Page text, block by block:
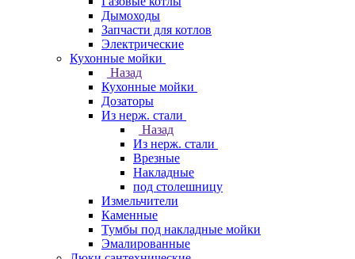
Дымоходы
Запчасти для котлов
Электрические
Кухонные мойки
Назад
Кухонные мойки
Дозаторы
Из нерж. стали
Назад
Из нерж. стали
Врезные
Накладные
под столешницу
Измельчители
Каменные
Тумбы под накладные мойки
Эмалированные